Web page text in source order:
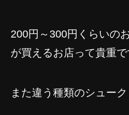
200円～300円くらいの
が買えるお店って貴重で
また違う種類のシュー